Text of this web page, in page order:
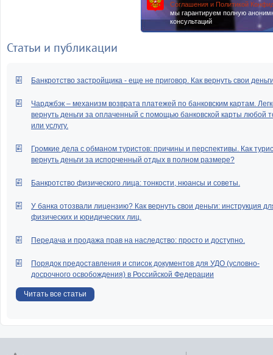
Соглашения и Политикой
мы гарантируем полную
консультаций
Статьи и публикации
Банкротство застройщика - еще не приговор. Как вернуть свои
Чарджбэк – механизм возврата платежей по банковским картам.
вернуть деньги за оплаченный с помощью банковской карты любой
или услугу.
Громкие дела с обманом туристов: причины и перспективы. Как
вернуть деньги за испорченный отдых в полном размере?
Банкротство физического лица: тонкости, нюансы и советы.
У банка отозвали лицензию? Как вернуть свои деньги: инструкция
физических и юридических лиц.
Передача и продажа прав на наследство: просто и доступно.
Порядок предоставления и список документов для УДО (условно-
досрочного освобождения) в Российской Федерации
Читать все статьи